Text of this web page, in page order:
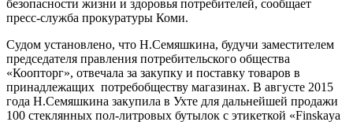
безопасности жизни и здоровья потребителей, сообщает
пресс-служба прокуратуры Коми.
Судом установлено, что Н.Семяшкина, будучи заместителем
председателя правления потребительского общества
«Коопторг», отвечала за закупку и поставку товаров в
принадлежащих потребобществу магазинах. В августе 2015
года Н.Семяшкина закупила в Ухте для дальнейшей продажи
100 стеклянных пол-литровых бутылок с этикеткой «Finskaya